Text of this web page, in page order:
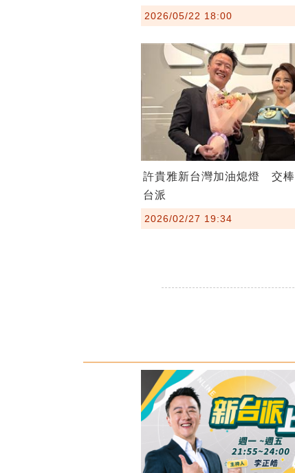
2026/05/22 18:00
許貴雅新台灣加油熄燈 交
台派
2026/02/27 19:34